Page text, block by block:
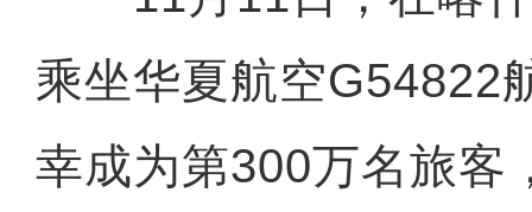
乘坐华夏航空G54822
幸成为第300万名旅客